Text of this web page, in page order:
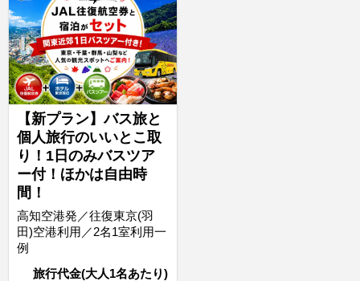
【新プラン】バス旅と
個人旅行のいいとこ取
り！1日のみバスツア
ー付！ほかは自由時
間！
高知空港発／往復東京(羽
田)空港利用／2名1室利用一
例